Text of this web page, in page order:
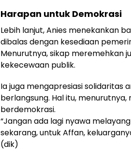
Harapan untuk Demokrasi
Lebih lanjut, Anies menekankan
dibalas dengan kesediaan
Menurutnya, sikap meremehkan
kekecewaan publik.
Ia juga mengapresiasi solidaritas
berlangsung. Hal itu,
berdemokrasi.
“Jangan ada lagi nyawa
sekarang, untuk Affan,
(dik)